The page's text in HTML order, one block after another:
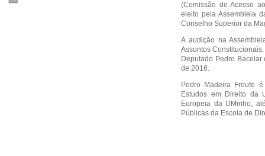
(Comissão de Acesso
eleito pela Assembleia
Conselho Superior da
A audição na
Assuntos
Deputado Pedro
de 2016.
Pedro Madeira Froufe
Estudos em Direito da
Europeia da UMinho,
Públicas da Escola de